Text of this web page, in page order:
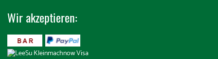
Wir akzeptieren: